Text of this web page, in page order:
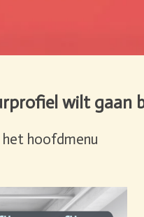
wilt gaan
het hoofdmenu